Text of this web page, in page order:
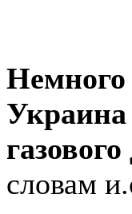
Немного
Украина
словам